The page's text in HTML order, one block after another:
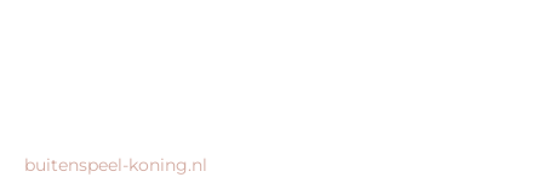
buitenspeel-koning.nl